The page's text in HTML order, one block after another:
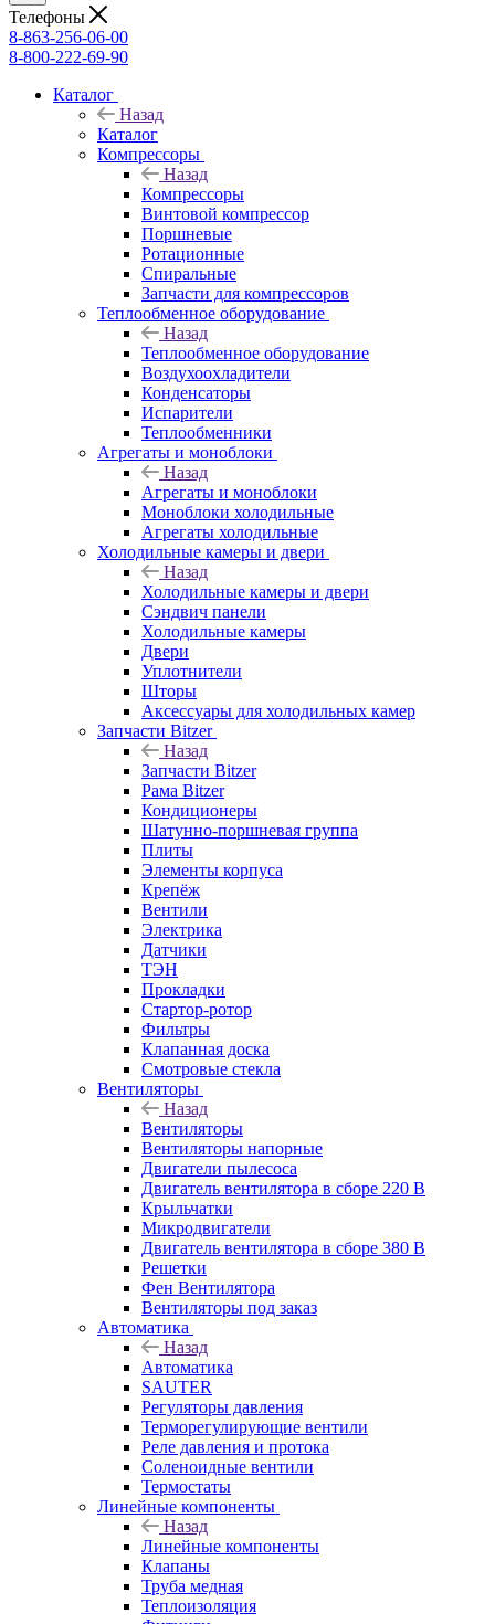
Телефоны
8-863-256-06-00
8-800-222-69-90
Каталог
Назад
Каталог
Компрессоры
Назад
Компрессоры
Винтовой компрессор
Поршневые
Ротационные
Спиральные
Запчасти для компрессоров
Теплообменное оборудование
Назад
Теплообменное оборудование
Воздухоохладители
Конденсаторы
Испарители
Теплообменники
Агрегаты и моноблоки
Назад
Агрегаты и моноблоки
Моноблоки холодильные
Агрегаты холодильные
Холодильные камеры и двери
Назад
Холодильные камеры и двери
Сэндвич панели
Холодильные камеры
Двери
Уплотнители
Шторы
Аксессуары для холодильных камер
Запчасти Bitzer
Назад
Запчасти Bitzer
Рама Bitzer
Кондиционеры
Шатунно-поршневая группа
Плиты
Элементы корпуса
Крепёж
Вентили
Электрика
Датчики
ТЭН
Прокладки
Стартор-ротор
Фильтры
Клапанная доска
Смотровые стекла
Вентиляторы
Назад
Вентиляторы
Вентиляторы напорные
Двигатели пылесоса
Двигатель вентилятора в сборе 220 В
Крыльчатки
Микродвигатели
Двигатель вентилятора в сборе 380 В
Решетки
Фен Вентилятора
Вентиляторы под заказ
Автоматика
Назад
Автоматика
SAUTER
Регуляторы давления
Терморегулирующие вентили
Реле давления и протока
Соленоидные вентили
Термостаты
Линейные компоненты
Назад
Линейные компоненты
Клапаны
Труба медная
Теплоизоляция